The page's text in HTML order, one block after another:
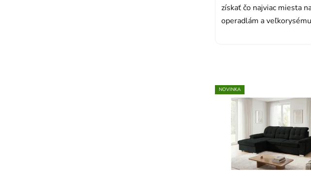
získať čo najviac miesta
operadlám a
NOVINKA